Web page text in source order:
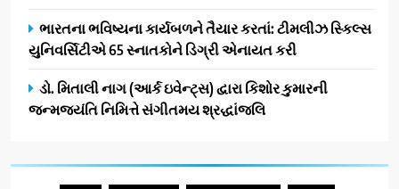
ભારતના ભવિષ્યના કાર્યબળને તૈયાર કરતાં: ટીમલીઝ સ્કિલ્સ
યુનિવર્સિટીએ 65 સ્નાતકોને ડિગ્રી એનાયત કરી
ડો. મિતાલી નાગ (આર્ક ઇવેન્ટ્સ) દ્વારા કિશોર કુમારની
જન્મજયંતિ નિમિત્તે સંગીતમય શ્રદ્ધાંજલિ